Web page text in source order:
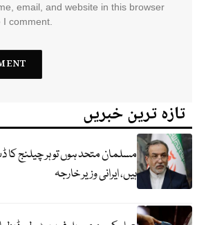
email, and website in this browser
comment.
تازہ ترین خبریں
مسلمان متحد ہوں تو ہر چیلنج کا
ہیں، ایرانی وزیر خارجہ